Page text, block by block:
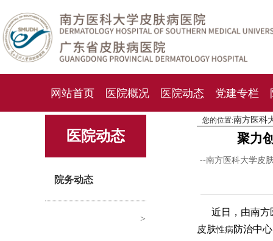
网站首页 医院概况 医院动态 党建专栏
化妆品检测中心 就诊指南 人才
医院动态
院务动态
>
您的位置:南方医科
聚力
--南方医科大学皮
近日，由南
皮肤性病 防治中